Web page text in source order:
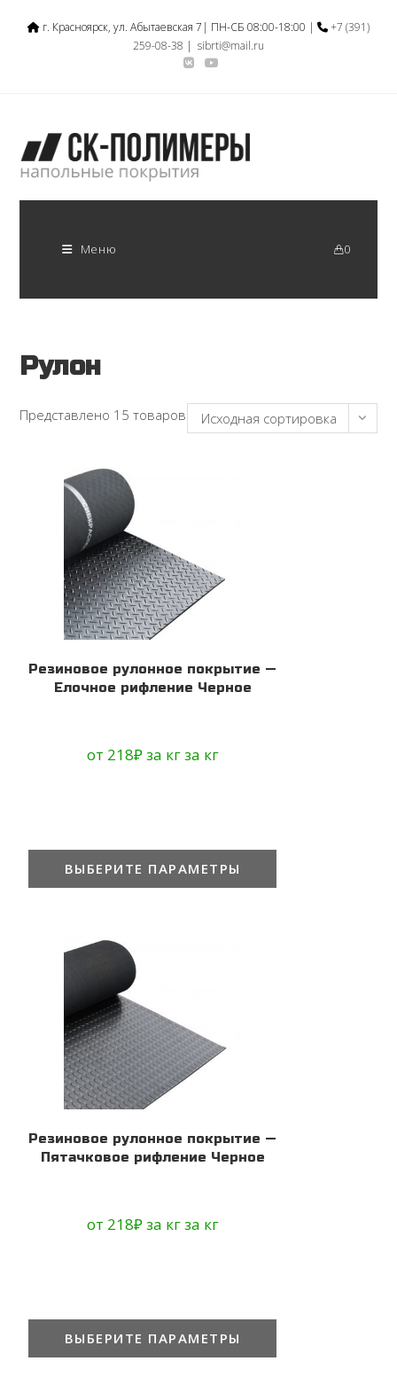
г. Красноярск, ул. Абытаевская 7| ПН-СБ 08:00-18:00 |
+7 (391)
259-08-38 | sibrti@mail.ru
0
Меню
Рулон
Представлено 15 товаров Исходная сортировка
Резиновое рулонное покрытие —
Елочное рифление Черное
от 218₽за кгза кг
ВЫБЕРИТЕ ПАРАМЕТРЫ
Резиновое рулонное покрытие —
Пятачковое рифление Черное
от 218₽за кгза кг
ВЫБЕРИТЕ ПАРАМЕТРЫ